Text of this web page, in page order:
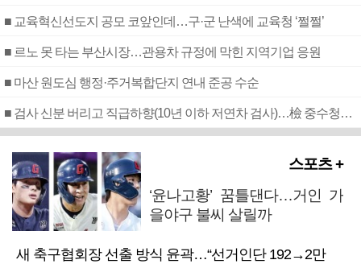
■ 교육혁신선도지 공모 코앞인데…구·군 난색에 교육청 ‘쩔쩔’
■ 르노 못 타는 부산시장…관용차 규정에 막힌 지역기업 응원
■ 마산 원도심 행정·주거복합단지 연내 준공 수순
■ 검사 신분 버리고 직급하향(10년 이하 저연차 검사)…檢 중수청행 기피
스포츠 +
‘윤나고황’ 꿈틀댄다…거인 가
을야구 불씨 살릴까
새 축구협회장 선출 방식 윤곽…“선거인단 192→2만